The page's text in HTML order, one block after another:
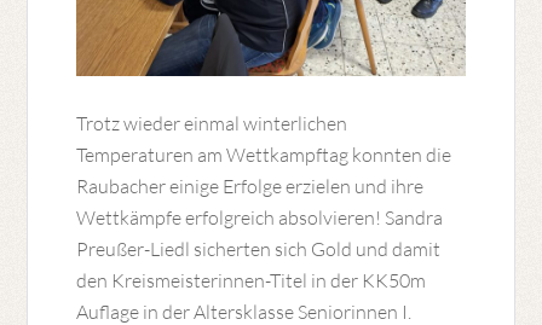
Trotz wieder einmal winterlichen
Temperaturen am Wettkampftag konnten die
Raubacher einige Erfolge erzielen und ihre
Wettkämpfe erfolgreich absolvieren! Sandra
Preußer-Liedl sicherten sich Gold und damit
den Kreismeisterinnen-Titel in der KK50m
Auflage in der Altersklasse Seniorinnen I.